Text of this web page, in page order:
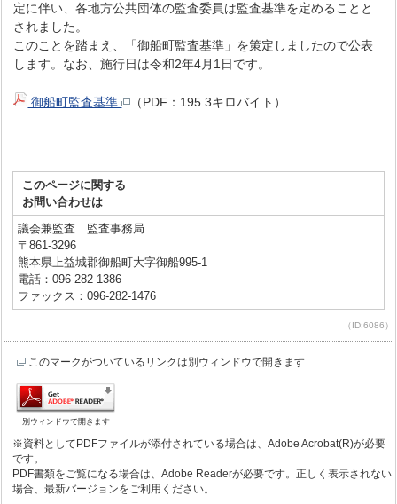
定に伴い、各地方公共団体の監査委員は監査基準を定めることと
されました。
このことを踏まえ、「御船町監査基準」を策定しましたので公表
します。なお、施行日は令和2年4月1日です。
御船町監査基準 （PDF：195.3キロバイト）
このページに関する
お問い合わせは
議会兼監査 監査事務局
〒861-3296
熊本県上益城郡御船町大字御船995-1
電話：096-282-1386
ファックス：096-282-1476
（ID:6086）
このマークがついているリンクは別ウィンドウで開きます
別ウィンドウで開きます
※資料としてPDFファイルが添付されている場合は、Adobe Acrobat(R)が必要
です。
PDF書類をご覧になる場合は、Adobe Readerが必要です。正しく表示されない
場合、最新バージョンをご利用ください。